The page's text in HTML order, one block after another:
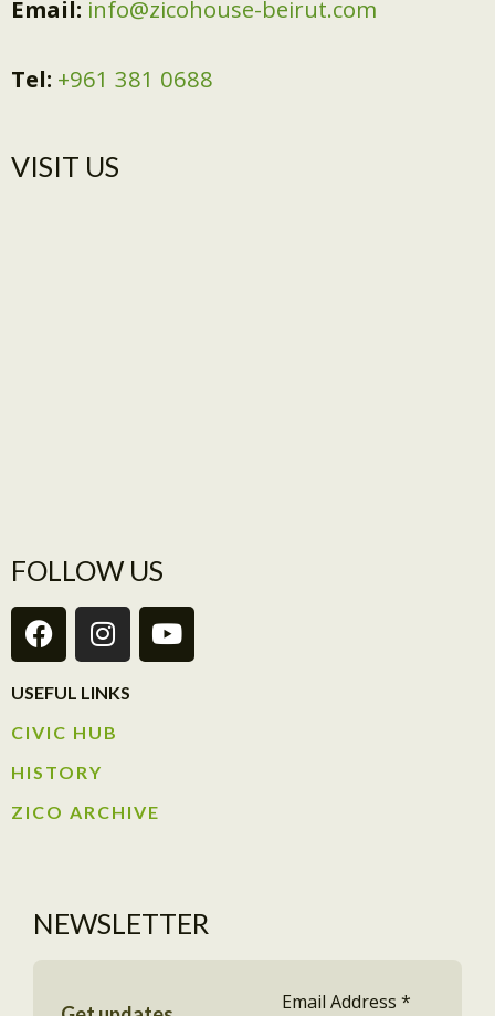
Email: info@zicohouse-beirut.com
Tel: +961 381 0688
VISIT US​
FOLLOW US
USEFUL LINKS
CIVIC HUB​
HISTORY​
ZICO ARCHIVE
NEWSLETTER
Email Address*